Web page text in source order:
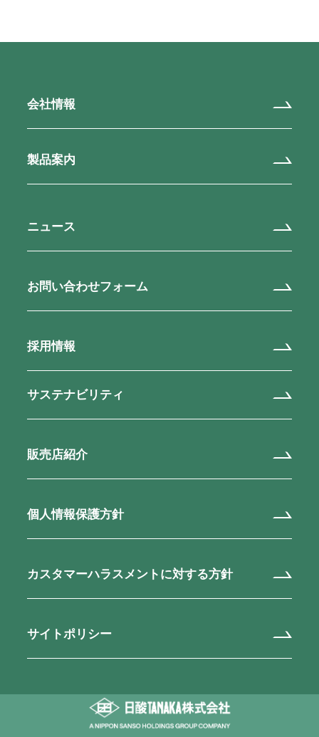
会社情報
製品案内
ニュース
お問い合わせフォーム
採用情報
サステナビリティ
販売店紹介
個人情報保護方針
カスタマーハラスメントに対する方針
サイトポリシー